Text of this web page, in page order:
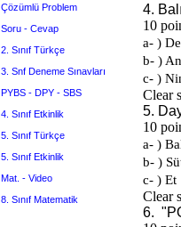
Çözümlü Problem
Soru - Cevap
2. Sınıf Türkçe
3. Snf Deneme Sınavları
PYBS - DPY - SBS
4. Sınıf Etkinlik
5. Sınıf Türkçe
5. Sınıf Etkinlik
Mat. - Video
8. Sınıf Matematik